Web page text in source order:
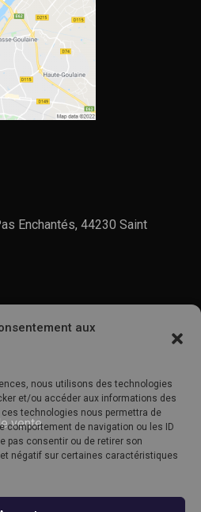
aux
nous utilisons des technologies
et/ou accéder aux informations des
technologies nous permettra de
comportement de navigation ou les ID
pas consentir ou de retirer son
négatif sur certaines caractéristiques
Enchantés, 44230 Saint
vente